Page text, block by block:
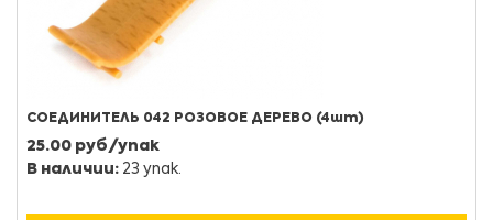
СОЕДИНИТЕЛЬ 042 РОЗОВОЕ ДЕРЕВО (4шт)
25.00 руб/упак
В наличии: 23 упак.